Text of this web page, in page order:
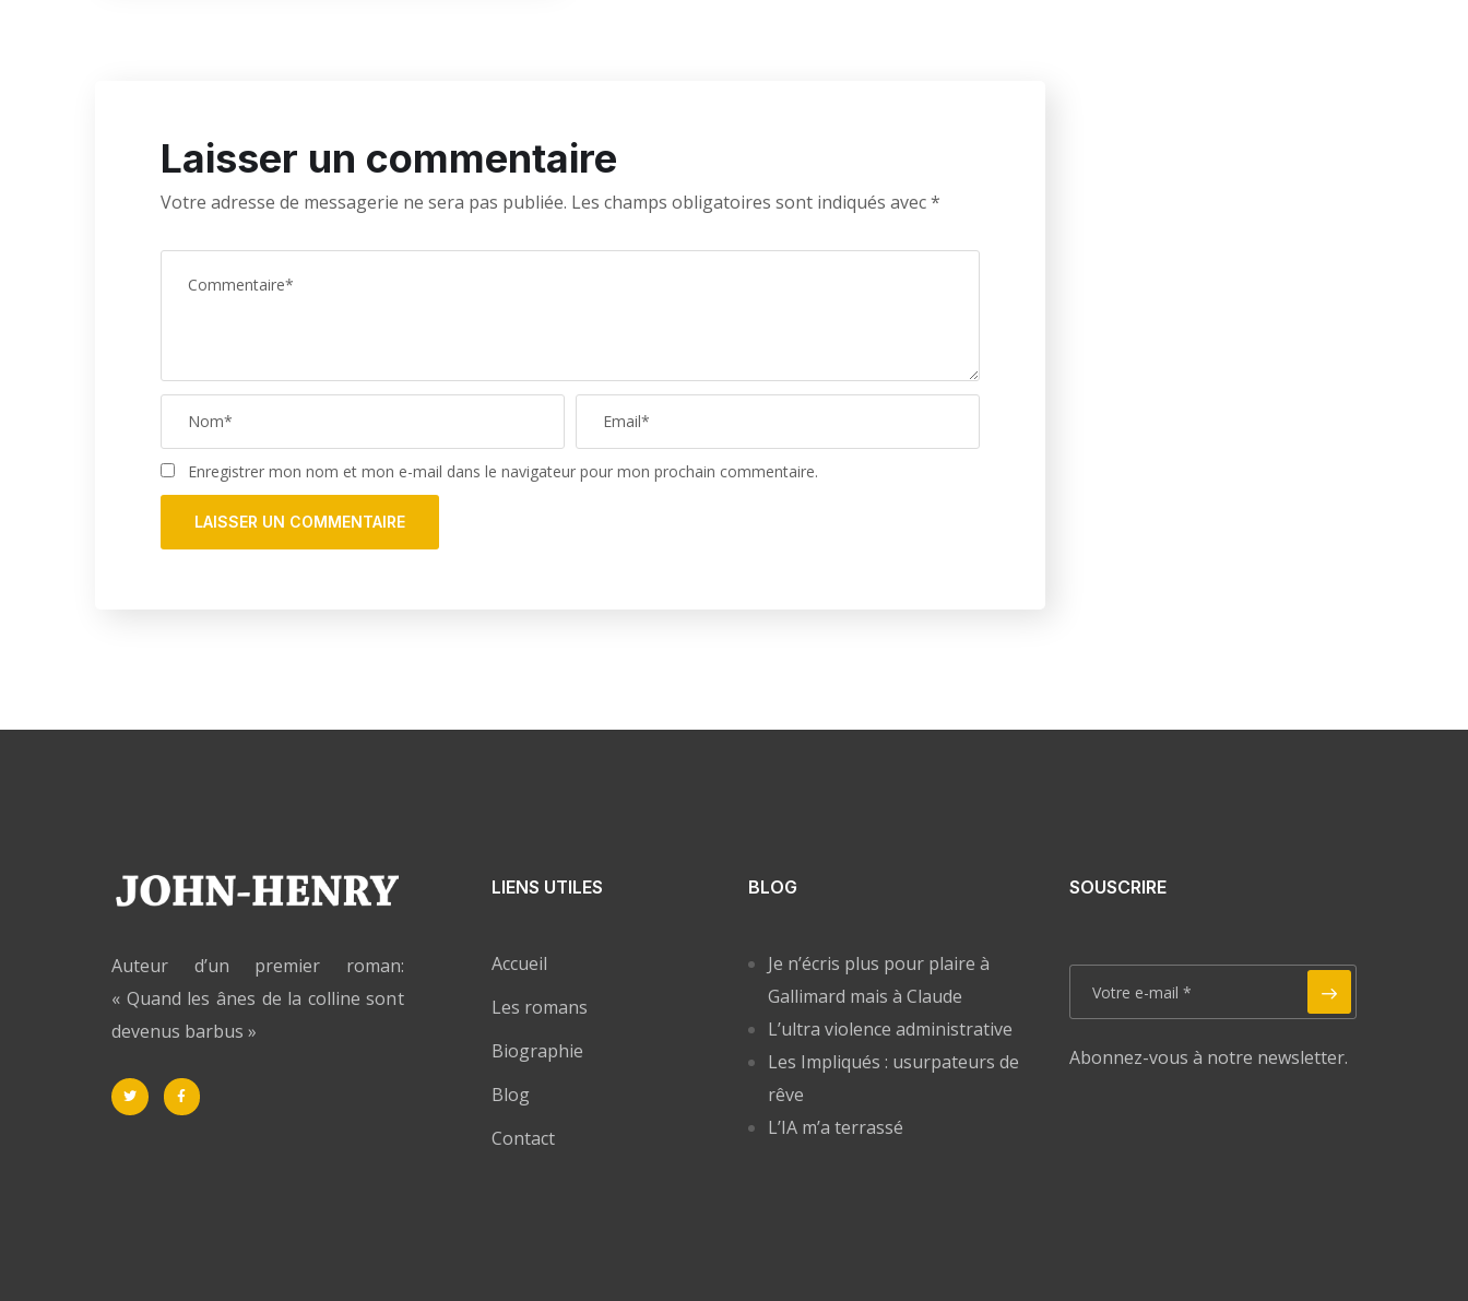
Laisser un commentaire
Votre adresse de messagerie ne sera pas publiée. Les champs obligatoires sont indiqués avec*
Enregistrer mon nom et mon e-mail dans le navigateur pour mon prochain commentaire.
Auteur d’un premier roman:
« Quand les ânes de la colline sont
devenus barbus »
LIENS UTILES
Accueil
Les romans
Biographie
Blog
Contact
BLOG
Je n’écris plus pour plaire à
Gallimard mais à Claude
L’ultra violence administrative
Les Impliqués : usurpateurs de
rêve
L’IA m’a terrassé
SOUSCRIRE
Abonnez-vous à notre newsletter.